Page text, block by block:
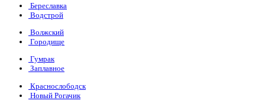
Береславка
Водстрой
Волжский
Городище
Гумрак
Заплавное
Краснослободск
Новый Рогачик